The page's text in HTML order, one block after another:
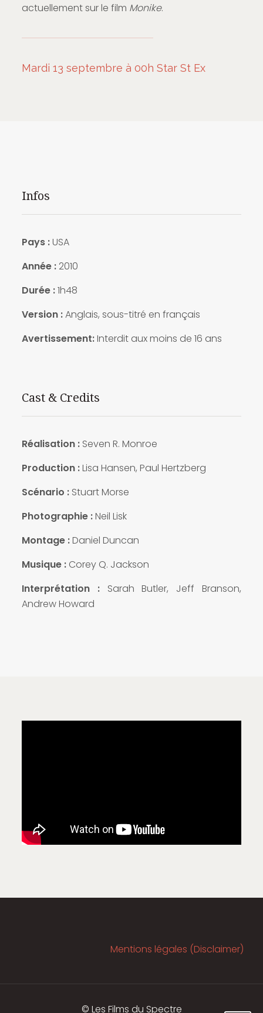
actuellement sur le film Monike.
Mardi 13 septembre à 00h Star St Ex
Infos
Pays :USA
Année : 2010
Durée :1h48
Version :Anglais, sous-titré en français
Avertissement:Interdit aux moins de 16 ans
Cast & Credits
Réalisation : Seven R. Monroe
Production :Lisa Hansen, Paul Hertzberg
Scénario : Stuart Morse
Photographie :Neil Lisk
Montage :Daniel Duncan
Musique : Corey Q. Jackson
Interprétation : Sarah Butler, Jeff Branson,
Andrew Howard
Mentions légales (Disclaimer)
© Les Films du Spectre